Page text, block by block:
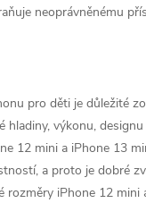
neoprávněnému
pro děti je důležité
hladiny, výkonu,
12 mini a iPhone 13
a proto je dobré
rozměry iPhone 12 mini